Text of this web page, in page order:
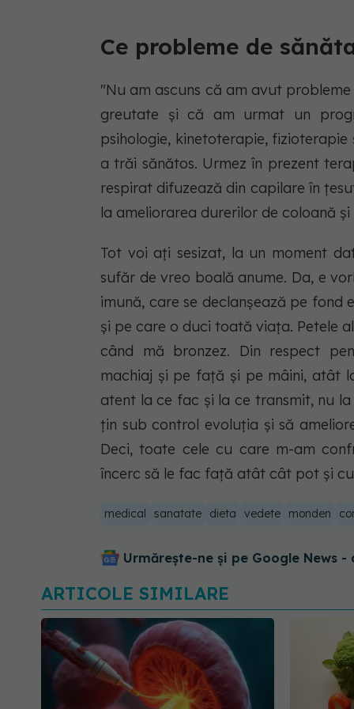
Ce probleme de
"Nu am ascuns că am avut
greutate şi că am urmat un
psihologie, kinetoterapie,
a trăi sănătos. Urmez în prezent
respirat difuzează din capilare în
la ameliorarea durerilor de coloană
Tot voi aţi sesizat, la un moment
sufăr de vreo boală anume. Da, e
imună, care se declanşează pe fond
şi pe care o duci toată viaţa. Petele
când mă bronzez. Din respect
machiaj şi pe faţă şi pe mâini, atât
atent la ce fac şi la ce transmit, nu
ţin sub control evoluţia şi să
Deci, toate cele cu care m-am
încerc să le fac faţă atât cât pot şi
medical sanatate dieta vedete monden
Urmărește-ne și pe Google News -
ARTICOLE SIMILARE